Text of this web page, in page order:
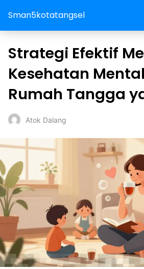
Sman5kotatangsel
Strategi Efektif
Kesehatan
Rumah Tangga
Atok Dalang